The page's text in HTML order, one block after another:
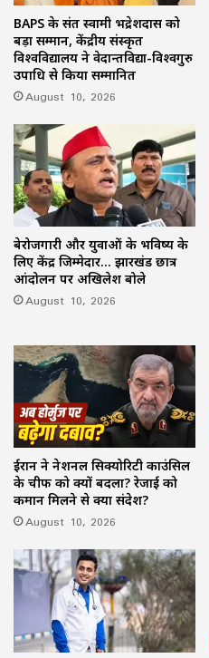
BAPS के संत स्वामी भद्रेशदास को
बड़ा सम्मान, केंद्रीय संस्कृत
विश्वविद्यालय ने वेदान्तविद्या-विश्वगुरु
उपाधि से किया सम्मानित
August 10, 2026
बेरोजगारी और युवाओं के भविष्य के
लिए केंद्र जिम्मेदार… झारखंड छात्र
आंदोलन पर अखिलेश बोले
August 10, 2026
ईरान ने नेशनल सिक्योरिटी काउंसिल
के चीफ को क्यों बदला? रेजाई को
कमान मिलने से क्या संदेश?
August 10, 2026